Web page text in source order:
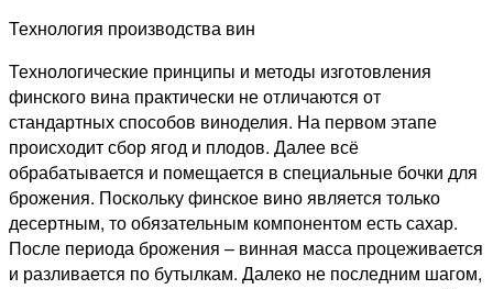
Технология производства вин
Технологические принципы и методы изготовления
финского вина практически не отличаются от
стандартных способов виноделия. На первом этапе
происходит сбор ягод и плодов. Далее всё
обрабатывается и помещается в специальные бочки для
брожения. Поскольку финское вино является только
десертным, то обязательным компонентом есть сахар.
После периода брожения – винная масса процеживается
и разливается по бутылкам. Далеко не последним шагом,